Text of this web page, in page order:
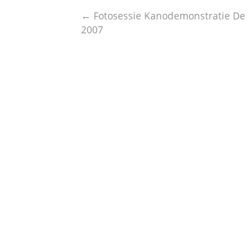
Post
← Fotosessie Kanodemonstratie
2007